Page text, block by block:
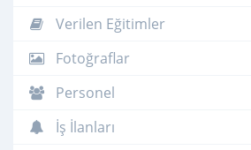
Verilen Eğitimler
Fotoğraflar
Personel
İş İlanları